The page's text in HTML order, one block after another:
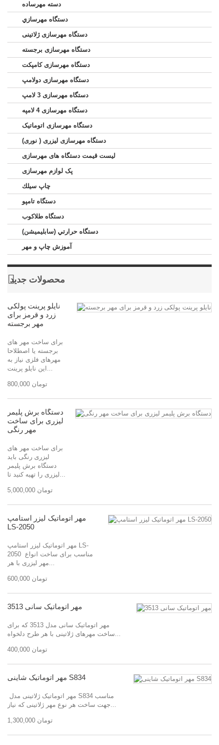
دسته مهرساده
دستگاه مهرسازي
دستگاه مهرسازی ژلاتینی
دستگاه مهرسازی برجسته
دستگاه مهرسازی کامپکت
دستگاه مهرسازی دولامپ
دستگاه مهرسازی 3 لامپ
دستگاه مهرسازی 4 لامپه
دستگاه مهرسازی اتوماتیک
دستگاه مهرسازی لیزری ( نوری)
لیست قیمت دستگاه های مهرسازی
پک لوازم مهرسازی
چاپ سيلك
دستگاه تامپو
دستگاه طلاکوب
دستگاه حرارتي (سابليميشن)
آموزش چاپ و مهر
محصولات جدید
نایلو پرینت پولکی
زرد و قرمز برای
مهر برجسته
برای ساخت مهر های
برجسته یا اصطلاحا
مهرهای فلزی نیاز به
این نایلو پرینت...
800,000 تومان
دستگاه برش پلیمر
لیزری برای ساخت
مهر رنگی
برای ساخت مهر های
لیزری رنگی باید
دستگاه برش پلیمر
لیزری را تهیه کنید تا...
5,000,000 تومان
مهر اتوماتیک لیزر استامپ
LS-2050
مهر اتوماتیک لیزر استامپ LS-
2050 مناسب برای ساخت انواع
مهر لیزری با هر...
600,000 تومان
مهر اتوماتیک سانی 3513
مهر اتوماتیک سانی مدل 3513 که برای
ساخت مهرهای ژلاتینی با هر طرح دلخواه...
400,000 تومان
مهر اتوماتیک شاینی S834
جهت ساخت هر نوع مهر ژلاتینی که نیاز...
1,300,000 تومان